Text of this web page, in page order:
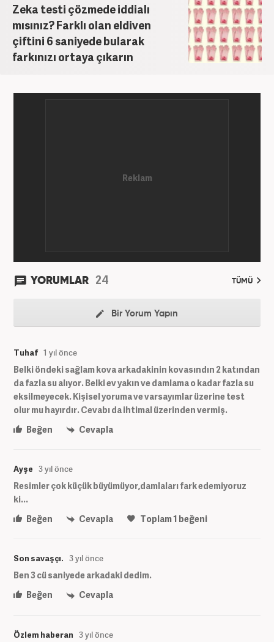
Zeka testi çözmede iddialı
mısınız? Farklı olan eldiven
çiftini 6 saniyede bularak
farkınızı ortaya çıkarın
YORUMLAR 24 TÜMÜ
Bir Yorum Yapın
Tuhaf 1 yıl önce
Belki öndeki sağlam kova arkadakinin kovasındın 2 katından
da fazla su alıyor. Belki ev yakın ve damlama o kadar fazla su
eksilmeyecek. Kişisel yoruma ve varsayımlar üzerine test
olur mu hayırdır. Cevabı da ihtimal üzerinden vermiş.
Beğen
Cevapla
Ayşe 3 yıl önce
Resimler çok küçük büyümüyor,damlaları fark edemiyoruz
ki...
Beğen
Cevapla Toplam1 beğeni
Son savaşçı. 3 yıl önce
Ben 3 cü saniyede arkadaki dedim.
Beğen
Cevapla
Özlem haberan 3 yıl önce